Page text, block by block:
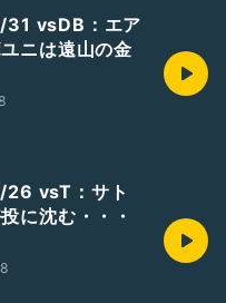
vsDB：エア
ニは遠山の金
vsT：サト
に沈む・・・